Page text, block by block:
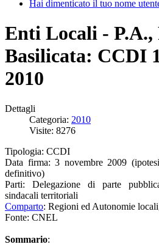
Hai dimenticato il tuo nome
Enti Locali - P.A.,
Basilicata: CCDI
2010
Dettagli
Categoria: 2010
Visite: 8276
Tipologia: CCDI
Data firma: 3 novembre 2009
definitivo)
Parti: Delegazione di parte
sindacali territoriali
Comparto: Regioni ed Autonomie
Fonte: CNEL
Sommario: